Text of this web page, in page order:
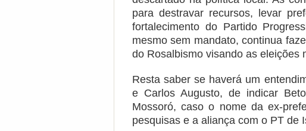
para destravar recursos, levar
fortalecimento do Partido
mesmo sem mandato, continua
do Rosalbismo visando as eleições
Resta saber se haverá um
e Carlos Augusto, de indicar
Mossoró, caso o nome da ex-
pesquisas e a aliança com o PT de